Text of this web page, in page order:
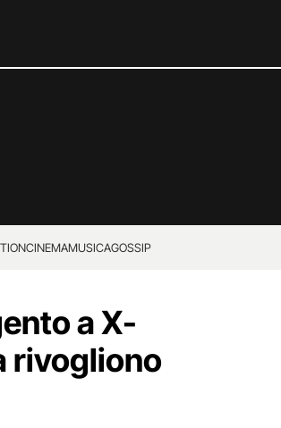
CINEMAMUSICAGOSSIP
a X-
rivogliono